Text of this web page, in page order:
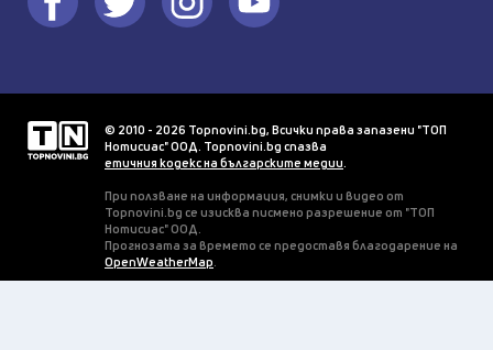
© 2010 - 2026 Topnovini.bg, Всички права запазени "ТОП
Нотисиас" ООД. Topnovini.bg спазва
етичния кодекс на българските медии.
При ползване на информация, снимки и видео от
Topnovini.bg се изисква писмено разрешение от "ТОП
Нотисиас" ООД.
Прогнозата за времето се предоставя благодарение на
OpenWeatherMap.